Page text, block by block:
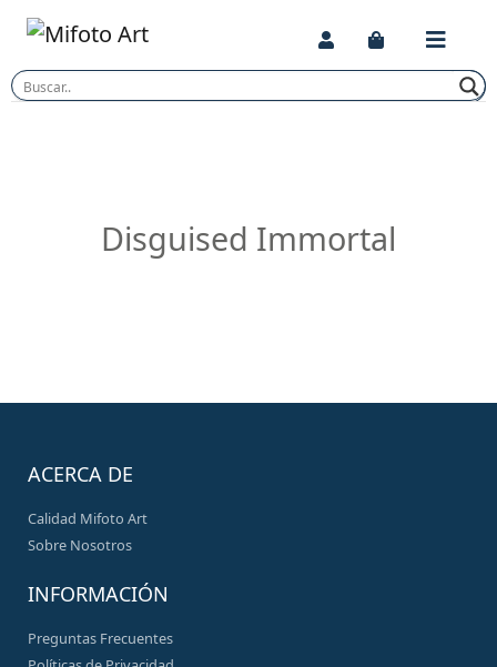
Skip
content
Disguised Immortal
ACERCA DE
Calidad Mifoto Art
Sobre Nosotros
INFORMACIÓN
Preguntas Frecuentes